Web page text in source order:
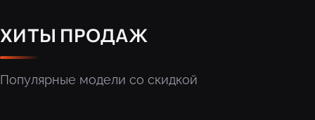
ХИТЫ ПРОДАЖ
Популярные модели со скидкой